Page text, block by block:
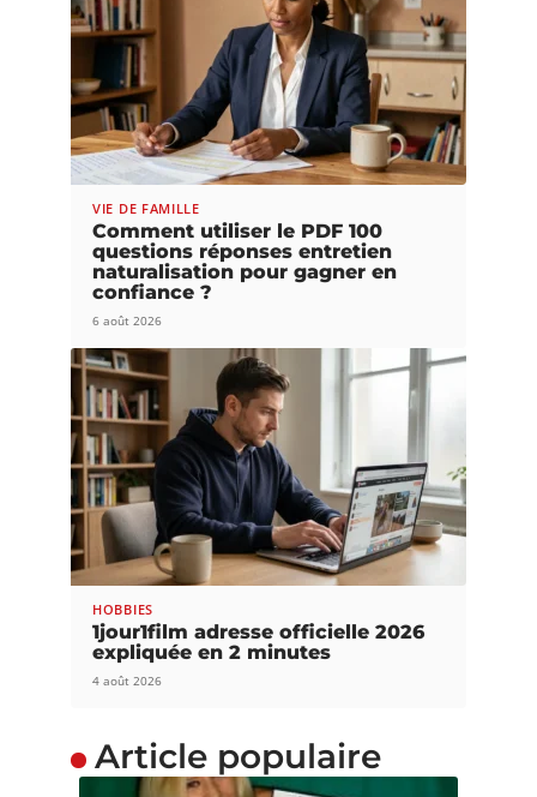
VIE DE FAMILLE
Comment utiliser le PDF 100
questions réponses entretien
naturalisation pour gagner en
confiance ?
6 août 2026
HOBBIES
1jour1film adresse officielle 2026
expliquée en 2 minutes
4 août 2026
Article populaire